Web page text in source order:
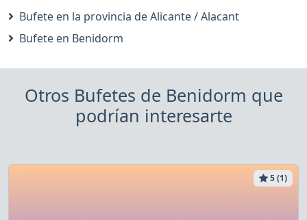
Bufete en la provincia de Alicante / Alacant
Bufete en Benidorm
Otros Bufetes de Benidorm que
podrían interesarte
5 (1)